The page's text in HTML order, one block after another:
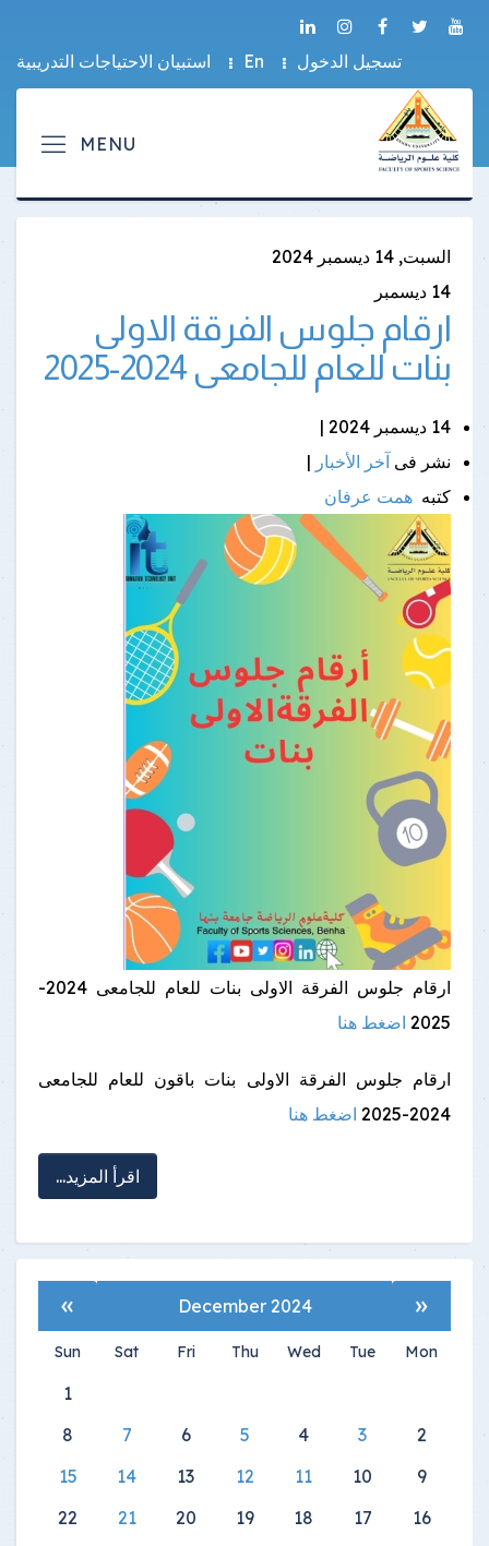
تسجيل الدخول En استبيان الاحتياجات التدريبية
السبت, 14 ديسمبر 2024
14 ديسمبر
ارقام جلوس الفرقة الاولى
بنات للعام للجامعى 2024-2025
14 ديسمبر 2024 |
نشر فى آخر الأخبار |
كتبه همت عرفان
ارقام جلوس الفرقة الاولى بنات للعام للجامعى 2024-
2025 اضغط هنا
ارقام جلوس الفرقة الاولى بنات باقون للعام للجامعى
2024-2025
اضغط هنا
اقرأ المزيد...
«
December 2024
»
Mon
Tue
Wed
Thu
Fri
Sat
Sun
1
2
3
4
5
6
7
8
9
10
11
12
13
14
15
16
17
18
19
20
21
22